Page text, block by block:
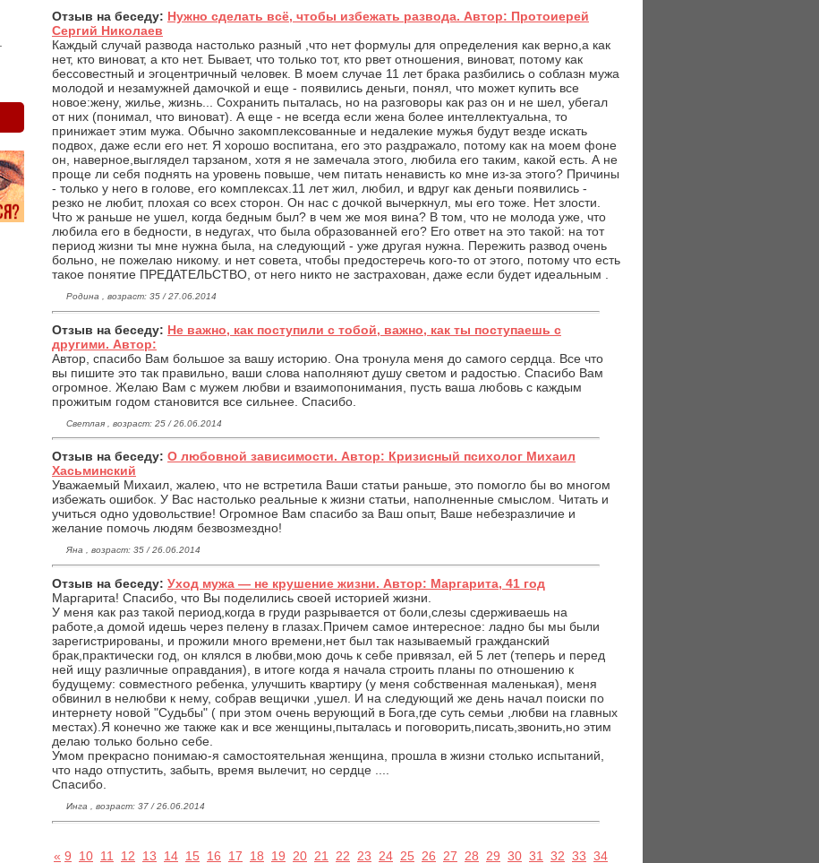
Отзыв на беседу: Нужно сделать всё, чтобы избежать развода. Автор: Протоиерей
Сергий Николаев
Каждый случай развода настолько разный ,что нет формулы для определения как верно,а как
нет, кто виноват, а кто нет. Бывает, что только тот, кто рвет отношения, виноват, потому как
бессовестный и эгоцентричный человек. В моем случае 11 лет брака разбились о соблазн мужа
молодой и незамужней дамочкой и еще - появились деньги, понял, что может купить все
новое:жену, жилье, жизнь... Сохранить пыталась, но на разговоры как раз он и не шел, убегал
от них (понимал, что виноват). А еще - не всегда если жена более интеллектуальна, то
принижает этим мужа. Обычно закомплексованные и недалекие мужья будут везде искать
подвох, даже если его нет. Я хорошо воспитана, его это раздражало, потому как на моем фоне
он, наверное,выглядел тарзаном, хотя я не замечала этого, любила его таким, какой есть. А не
проще ли себя поднять на уровень повыше, чем питать ненависть ко мне из-за этого? Причины
- только у него в голове, его комплексах.11 лет жил, любил, и вдруг как деньги появились -
резко не любит, плохая со всех сторон. Он нас с дочкой вычеркнул, мы его тоже. Нет злости.
Что ж раньше не ушел, когда бедным был? в чем же моя вина? В том, что не молода уже, что
любила его в бедности, в недугах, что была образованней его? Его ответ на это такой: на тот
период жизни ты мне нужна была, на следующий - уже другая нужна. Пережить развод очень
больно, не пожелаю никому. и нет совета, чтобы предостеречь кого-то от этого, потому что есть
такое понятие ПРЕДАТЕЛЬСТВО, от него никто не застрахован, даже если будет идеальным .
Родина , возраст: 35 / 27.06.2014
Отзыв на беседу: Не важно, как поступили с тобой, важно, как ты поступаешь с
другими. Автор:
Автор, спасибо Вам большое за вашу историю. Она тронула меня до самого сердца. Все что
вы пишите это так правильно, ваши слова наполняют душу светом и радостью. Спасибо Вам
огромное. Желаю Вам с мужем любви и взаимопонимания, пусть ваша любовь с каждым
прожитым годом становится все сильнее. Спасибо.
Светлая , возраст: 25 / 26.06.2014
Отзыв на беседу: О любовной зависимости. Автор: Кризисный психолог Михаил
Хасьминский
Уважаемый Михаил, жалею, что не встретила Ваши статьи раньше, это помогло бы во многом
избежать ошибок. У Вас настолько реальные к жизни статьи, наполненные смыслом. Читать и
учиться одно удовольствие! Огромное Вам спасибо за Ваш опыт, Ваше небезразличие и
желание помочь людям безвозмездно!
Яна , возраст: 35 / 26.06.2014
Отзыв на беседу: Уход мужа — не крушение жизни. Автор: Маргарита, 41 год
Маргарита! Спасибо, что Вы поделились своей историей жизни.
У меня как раз такой период,когда в груди разрывается от боли,слезы сдерживаешь на
работе,а домой идешь через пелену в глазах.Причем самое интересное: ладно бы мы были
зарегистрированы, и прожили много времени,нет был так называемый гражданский
брак,практически год, он клялся в любви,мою дочь к себе привязал, ей 5 лет (теперь и перед
ней ищу различные оправдания), в итоге когда я начала строить планы по отношению к
будущему: совместного ребенка, улучшить квартиру (у меня собственная маленькая), меня
обвинил в нелюбви к нему, собрав вещички ,ушел. И на следующий же день начал поиски по
интернету новой "Судьбы" ( при этом очень верующий в Бога,где суть семьи ,любви на главных
местах).Я конечно же также как и все женщины,пыталась и поговорить,писать,звонить,но этим
делаю только больно себе.
Умом прекрасно понимаю-я самостоятельная женщина, прошла в жизни столько испытаний,
что надо отпустить, забыть, время вылечит, но сердце ....
Спасибо.
Инга , возраст: 37 / 26.06.2014
« 9 10 11 12 13 14 15 16 17 18 19 20 21 22 23 24 25 26 27 28 29 30 31 32 33 34